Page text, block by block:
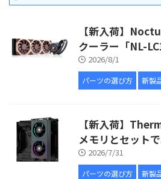
【新入荷】
クーラー「NL-
2026/8/1
パーツの選び方 新製
【新入荷】
メモリとセット
2026/7/31
パーツの選び方 新製